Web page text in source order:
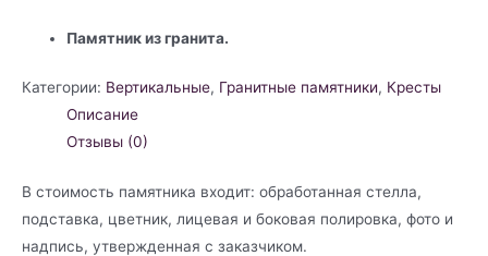
Памятник из гранита.
Категории: Вертикальные, Гранитные памятники, Кресты
Описание
Отзывы (0)
В стоимость памятника входит: обработанная стелла,
подставка, цветник, лицевая и боковая полировка, фото и
надпись, утвержденная с заказчиком.